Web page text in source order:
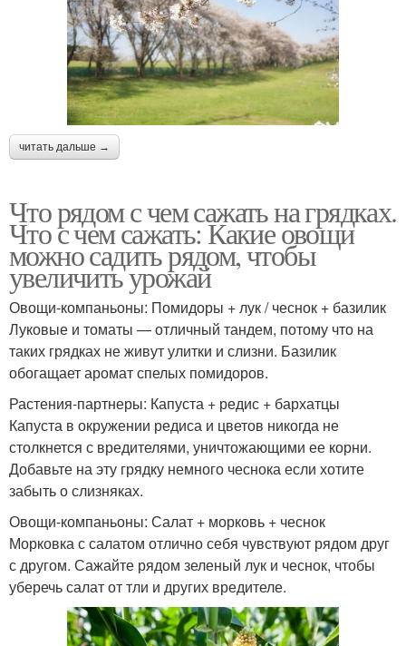
читать дальше →
Что рядом с чем сажать на грядках.
Что с чем сажать: Какие овощи
можно садить рядом, чтобы
увеличить урожай
Овощи-компаньоны: Помидоры + лук / чеснок + базилик
Луковые и томаты — отличный тандем, потому что на
таких грядках не живут улитки и слизни. Базилик
обогащает аромат спелых помидоров.
Растения-партнеры: Капуста + редис + бархатцы
Капуста в окружении редиса и цветов никогда не
столкнется с вредителями, уничтожающими ее корни.
Добавьте на эту грядку немного чеснока если хотите
забыть о слизняках.
Овощи-компаньоны: Салат + морковь + чеснок
Морковка с салатом отлично себя чувствуют рядом друг
с другом. Сажайте рядом зеленый лук и чеснок, чтобы
уберечь салат от тли и других вредителе.